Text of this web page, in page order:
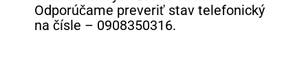
Odporúčame preveriť stav telefonický
na čísle – 0908350316.